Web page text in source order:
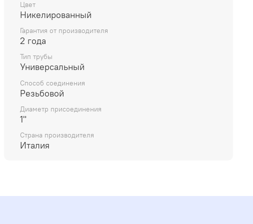
Цвет
Никелированный
Гарантия от производителя
2 года
Тип трубы
Универсальный
Способ соединения
Резьбовой
Диаметр присоединения
1"
Страна производителя
Италия